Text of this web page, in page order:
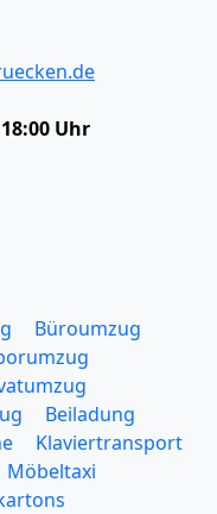
Uhr
Büroumzug
Beiladung
Klaviertransport
Möbeltaxi